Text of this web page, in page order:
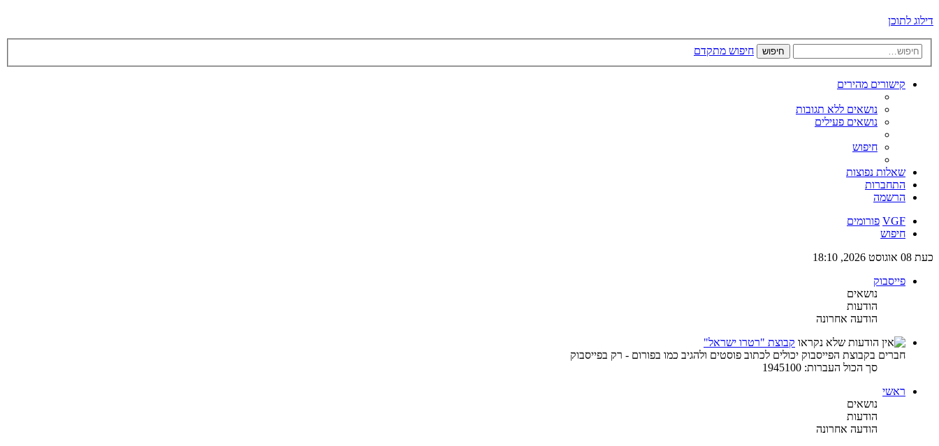
דילוג לתוכן
חיפוש חיפוש מתקדם
קישורים מהירים
נושאים ללא תגובות
נושאים פעילים
חיפוש
שאלות נפוצות
התחברות
הרשמה
VGF פורומים
חיפוש
כעת 08 אוגוסט 2026, 18:10
פייסבוק
נושאים
הודעות
הודעה אחרונה
קבוצת "רטרו ישראל"
חברים בקבוצת הפייסבוק יכולים לכתוב פוסטים ולהגיב כמו בפורום - רק בפייסבוק
סך הכול העברות: 1945100
ראשי
נושאים
הודעות
הודעה אחרונה